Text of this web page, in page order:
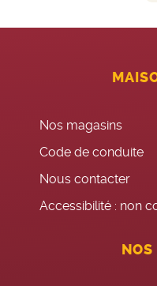
Nos magasins
Code de conduite
Nous contacter
Accessibilité : non
NOS